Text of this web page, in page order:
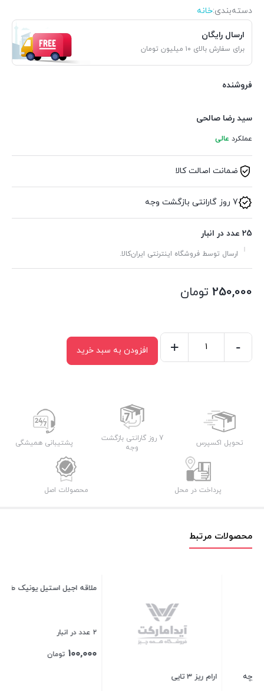
دسته‌بندی‌:خانه
ارسال رایگان
برای سفارش بالای ۱۰ میلیون تومان
فروشنده
سید رضا صالحی
عملکرد عالی
ضمانت اصالت کالا
7 روز گارانتی بازگشت وجه
25 عدد در انبار
ارسال توسط فروشگاه اینترنتی ایران‌کالا.
250,000 تومان
-
+ افزودن به سبد خرید
تحویل اکسپرس
7 روز گارانتی بازگشت
وجه
پشتیبانی همیشگی
پرداخت در محل محصولات اصل
محصولات مرتبط
ارام ریز 3 تایی